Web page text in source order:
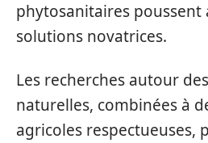
phytosanitaires poussent
solutions novatrices.
Les recherches autour
naturelles, combinées à
agricoles respectueuses,